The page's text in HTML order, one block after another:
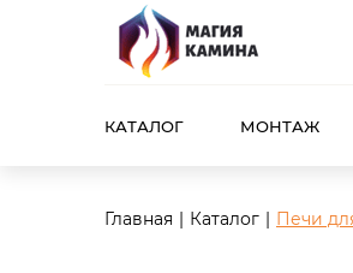
КАТАЛОГ МОНТАЖ
Главная Каталог Печи